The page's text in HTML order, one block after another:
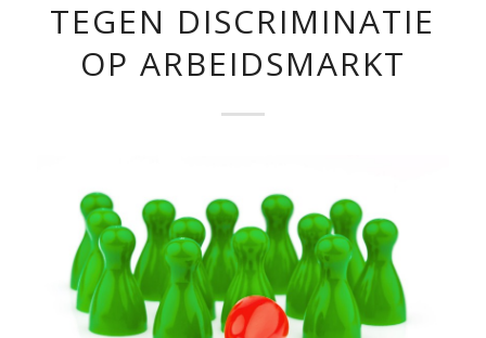
TEGEN DISCRIMINATIE
OP ARBEIDSMARKT